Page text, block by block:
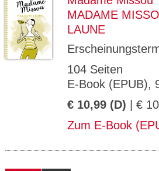
MADAME
LAUNE
104 Seiten
E-Book (EPUB),
€ 10,99 (D) | €
Zum E-Book